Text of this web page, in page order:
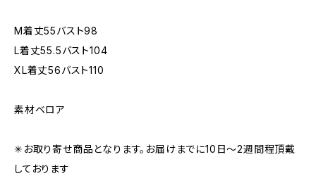
M着丈55バスト98
L着丈55.5バスト104
XL着丈56バスト110
素材ベロア
✳︎お取り寄せ商品となります。お届けまでに10日〜2週間程頂戴
しております